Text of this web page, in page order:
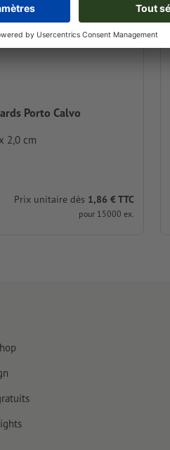
Porto Calvo
2,0 cm
Prix unitaire dès 1,86 € TTC
pour 15000 ex.